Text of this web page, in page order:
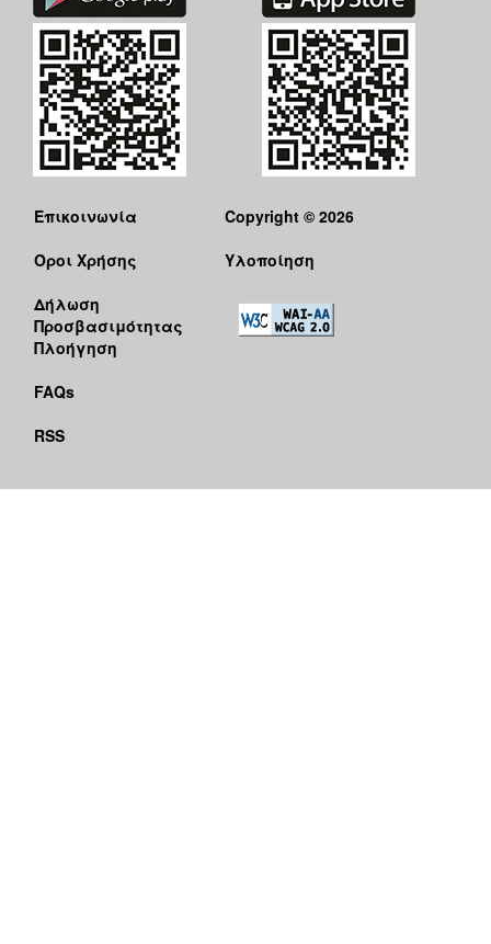
Επικοινωνία
Όροι Χρήσης
Δήλωση
Προσβασιμότητας
Πλοήγηση
FAQs
RSS
Copyright © 2026
Υλοποίηση